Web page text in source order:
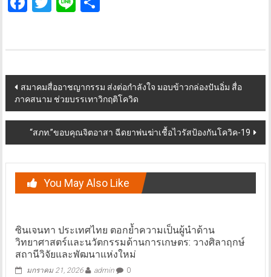
Post
navigation
สมาคมสื่ออาชญากรรม ส่งต่อกำลังใจ มอบข้าวกล่องปันอิ่ม สื่อ
ภาคสนาม ช่วยบรรเทาวิกฤติโควิด
“สภท.”ขอบคุณจิตอาสา ฉีดยาพ่นฆ่าเชื้อไวรัสป้องกันโควิค-19
You May Also Like
ซินเจนทา ประเทศไทย ตอกย้ำความเป็นผู้นำด้าน
วิทยาศาสตร์และนวัตกรรมด้านการเกษตร: วางศิลาฤกษ์
สถานีวิจัยและพัฒนาแห่งใหม่
มกราคม 21, 2026 admin 0